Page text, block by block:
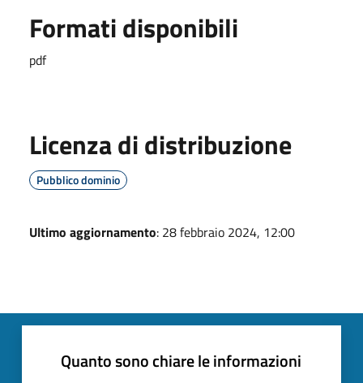
Formati disponibili
pdf
Licenza di distribuzione
Pubblico dominio
Ultimo aggiornamento: 28 febbraio 2024, 12:00
Quanto sono chiare le informazioni